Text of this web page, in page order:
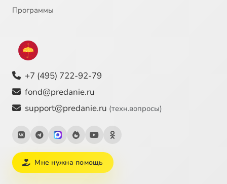
Программы
+7 (495) 722-92-79
fond@predanie.ru
support@predanie.ru (техн.вопросы)
Мне нужна помощь